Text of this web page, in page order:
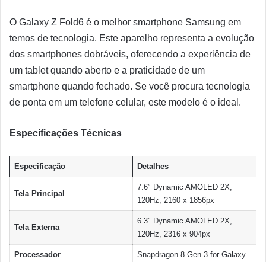
O Galaxy Z Fold6 é o melhor smartphone Samsung em
temos de tecnologia. Este aparelho representa a evolução
dos smartphones dobráveis, oferecendo a experiência de
um tablet quando aberto e a praticidade de um
smartphone quando fechado. Se você procura tecnologia
de ponta em um telefone celular, este modelo é o ideal.
Especificações Técnicas
Especificação Detalhes
Tela Principal
7.6″ Dynamic AMOLED 2X,
120Hz, 2160 x 1856px
Tela Externa
6.3″ Dynamic AMOLED 2X,
120Hz, 2316 x 904px
Processador Snapdragon 8 Gen 3 for Galaxy